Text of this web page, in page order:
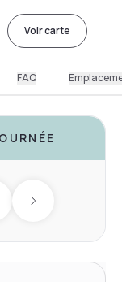
Voir carte
FAQ
Next day